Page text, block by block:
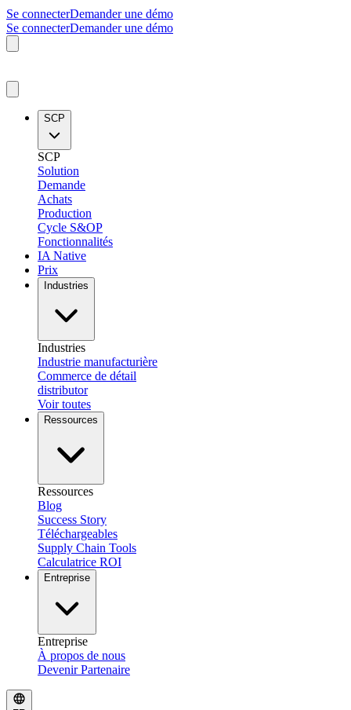
Se connecterDemander une démo
Se connecterDemander une démo
SCP
SCP
Solution
Demande
Achats
Production
Cycle S&OP
Fonctionnalités
IA Native
Prix
Industries
Industries
Industrie manufacturière
Commerce de détail
distributor
Voir toutes
Ressources
Ressources
Blog
Success Story
Téléchargeables
Supply Chain Tools
Calculatrice ROI
Entreprise
Entreprise
À propos de nous
Devenir Partenaire